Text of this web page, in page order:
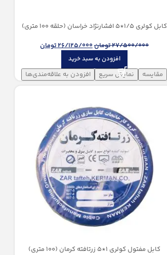
کابل کولری 1/5*5 افشارنژاد خراسان (حلقه 100 متری)
27/500/000تومان26/125/000تومان
افزودن به سبد خرید
مقایسه نمایش سریع افزودن به علاقه‌مندی‌ها
کابل مفتول کولری 1*5 زرتافته کرمان (100 متری)